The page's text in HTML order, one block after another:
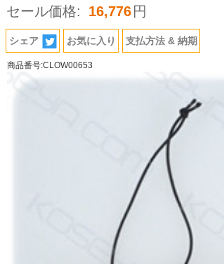
セール価格: 16,776円
シェア お気に入り 支払方法 & 納期
商品番号:CLOW00653